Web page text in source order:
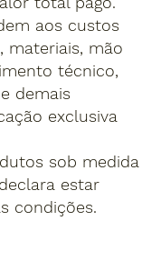
aos custos
materiais, mão
técnico,
demais
exclusiva
sob medida
estar
condições.